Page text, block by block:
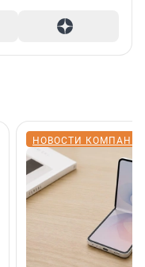
НОВОСТИ